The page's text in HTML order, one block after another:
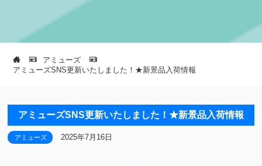
アミューズ
アミューズSNS更新いたしました！★新景品入荷情報
アミューズSNS更新いたしました！★新景品入荷情報
アミューズ 2025年7月16日